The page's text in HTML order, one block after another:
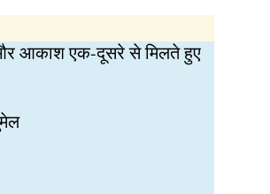
आकाश एक-दूसरे से मिलते हुए